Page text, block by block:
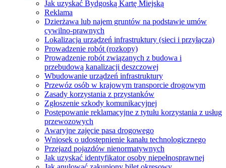
Jak uzyskać Bydgoską Kartę Miejską
Reklama
Dzierżawa lub najem gruntów na podstawie umów
cywilno-prawnych
Lokalizacja urządzeń infrastruktury (sieci i przyłącza)
Prowadzenie robót (rozkopy)
Prowadzenie robót związanych z budowa i
przebudową kanalizacji deszczowej
Wbudowanie urządzeń infrastruktury
Przewóz osób w krajowym transporcie drogowym
Zasady korzystania z przystanków
Zgłoszenie szkody komunikacyjnej
Postępowanie reklamacyjne z tytułu korzystania z usług
przewozowych
Awaryjne zajęcie pasa drogowego
Wniosek o udostępnienie kanału technologicznego
Przejazd pojazdów nienormatywnych
Jak uzyskać identyfikator osoby niepełnosprawnej